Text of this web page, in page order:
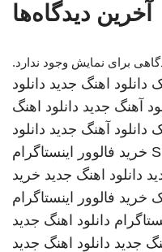
آخرین دیدگاه‌ها
برای نمایش وجود ندارد.
دانلود اهنگ جدید دانلود
آهنگ جدید دانلود اهنگ
دانلود آهنگ جدید دانلود
خرید فالوور اینستاگرام
دانلود اهنگ جدید خرید
خرید فالوور اینستاگرام
دانلود اهنگ جدید
جدید دانلود اهنگ جدید